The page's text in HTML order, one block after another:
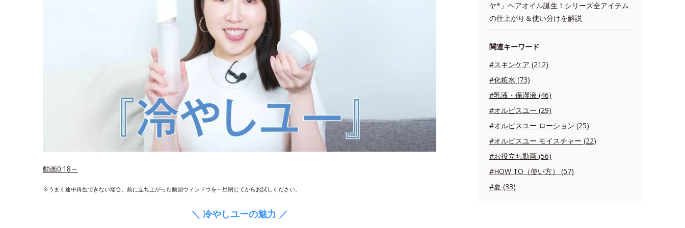
動画0:18～
※うまく途中再生できない場合、前に立ち上がった動画ウィンドウを一旦閉じてからお試しください。
＼ 冷やしユーの魅力 ／
ヤ*」ヘアオイル誕生！シリーズ全アイテム
の仕上がり＆使い分けを解説
関連キーワード
#スキンケア (212)
#化粧水 (73)
#乳液・保湿液 (46)
#オルビスユー (29)
#オルビスユー ローション (25)
#オルビスユー モイスチャー (22)
#お役立ち動画 (56)
#HOW TO（使い方） (57)
#夏 (33)